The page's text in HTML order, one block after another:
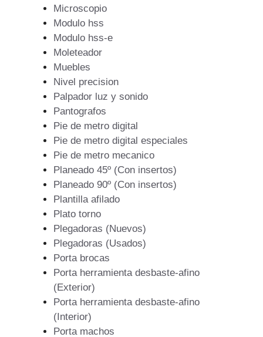
Microscopio
Modulo hss
Modulo hss-e
Moleteador
Muebles
Nivel precision
Palpador luz y sonido
Pantografos
Pie de metro digital
Pie de metro digital especiales
Pie de metro mecanico
Planeado 45º (Con insertos)
Planeado 90º (Con insertos)
Plantilla afilado
Plato torno
Plegadoras (Nuevos)
Plegadoras (Usados)
Porta brocas
Porta herramienta desbaste-afino
(Exterior)
Porta herramienta desbaste-afino
(Interior)
Porta machos